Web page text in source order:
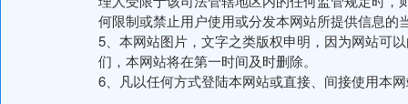
何限制或禁止用户使用或分发本网站所提供信息的
5、本网站图片，文字之类版权申明，因为网站可
们，本网站将在第一时间及时删除。
6、凡以任何方式登陆本网站或直接、间接使用本